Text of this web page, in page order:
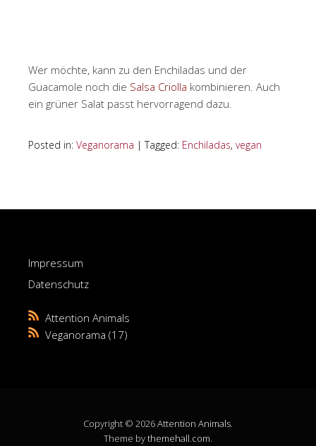
Wer möchte, kann zu den Enchiladas und der
Guacamole noch die Salsa Criolla kombinieren. Auch
ein grüner Salat passt hervorragend dazu.
Posted in: Veganorama |Tagged: Enchiladas, vegan
Impressum
Datenschutz
Attention Animals
Veganorama (17)
Copyright © 2026Attention Animals.
Theme bythemehall.com.